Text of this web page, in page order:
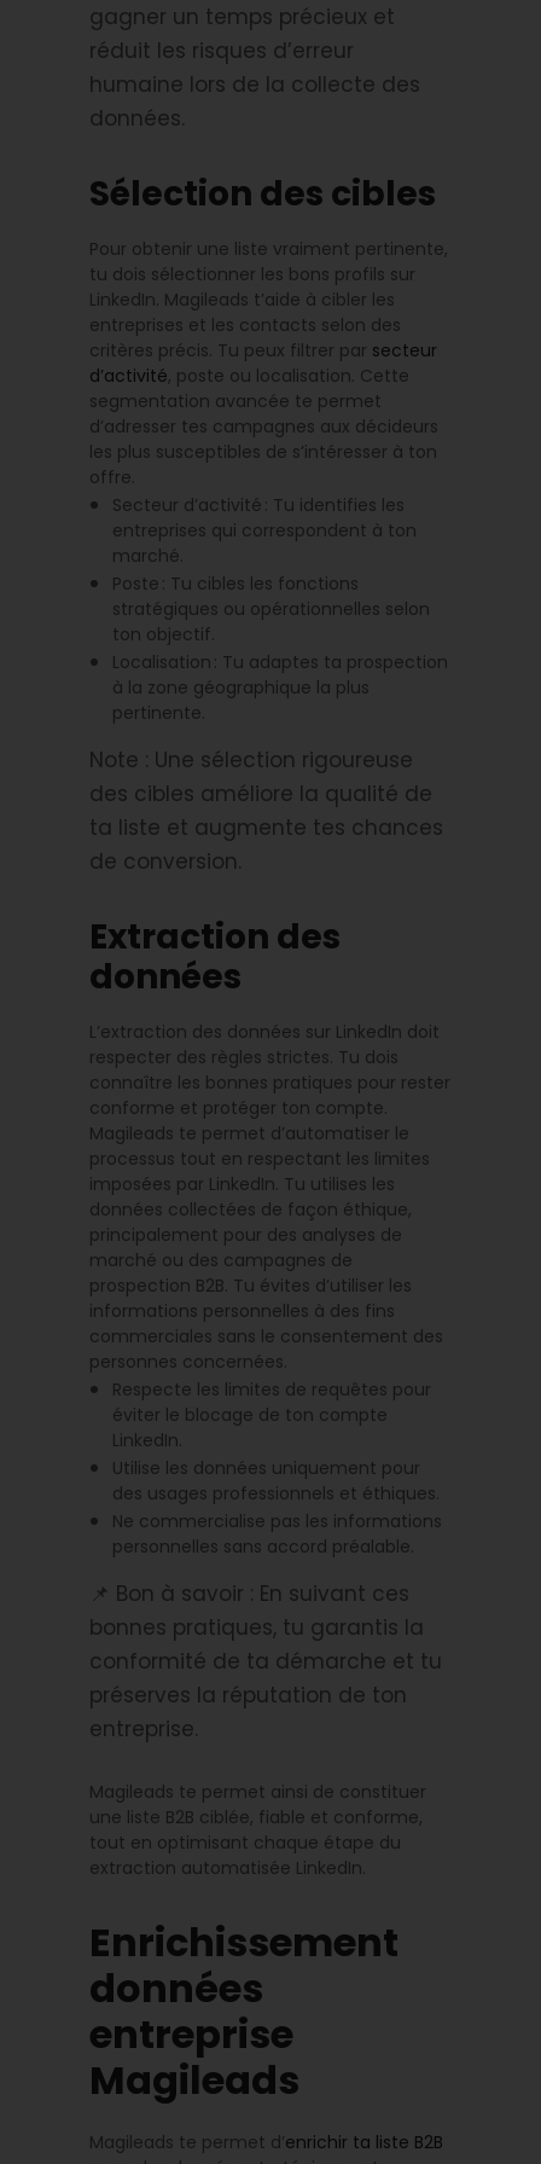
gagner un temps précieux et
réduit les risques d’erreur
humaine lors de la collecte des
données.
Sélection des cibles
Pour obtenir une liste vraiment pertinente,
tu dois sélectionner les bons profils sur
LinkedIn. Magileads t’aide à cibler les
entreprises et les contacts selon des
critères précis. Tu peux filtrer par secteur
d’activité, poste ou localisation. Cette
segmentation avancée te permet
d’adresser tes campagnes aux décideurs
les plus susceptibles de s’intéresser à ton
offre.
Secteur d’activité : Tu identifies les
entreprises qui correspondent à ton
marché.
Poste : Tu cibles les fonctions
stratégiques ou opérationnelles selon
ton objectif.
Localisation : Tu adaptes ta prospection
à la zone géographique la plus
pertinente.
Note : Une sélection rigoureuse
des cibles améliore la qualité de
ta liste et augmente tes chances
de conversion.
Extraction des
données
L’extraction des données sur LinkedIn doit
respecter des règles strictes. Tu dois
connaître les bonnes pratiques pour rester
conforme et protéger ton compte.
Magileads te permet d’automatiser le
processus tout en respectant les limites
imposées par LinkedIn. Tu utilises les
données collectées de façon éthique,
principalement pour des analyses de
marché ou des campagnes de
prospection B2B. Tu évites d’utiliser les
informations personnelles à des fins
commerciales sans le consentement des
personnes concernées.
Respecte les limites de requêtes pour
éviter le blocage de ton compte
LinkedIn.
Utilise les données uniquement pour
des usages professionnels et éthiques.
Ne commercialise pas les informations
personnelles sans accord préalable.
📌 Bon à savoir : En suivant ces
bonnes pratiques, tu garantis la
conformité de ta démarche et tu
préserves la réputation de ton
entreprise.
Magileads te permet ainsi de constituer
une liste B2B ciblée, fiable et conforme,
tout en optimisant chaque étape du
extraction automatisée LinkedIn.
Enrichissement
données
entreprise
Magileads
Magileads te permet d’enrichir ta liste B2B